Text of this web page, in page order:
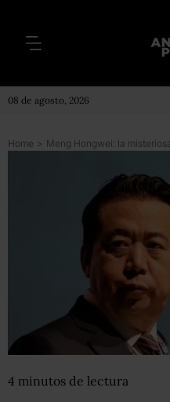
08 de agosto, 2026
Home >
4 minutos de lectura